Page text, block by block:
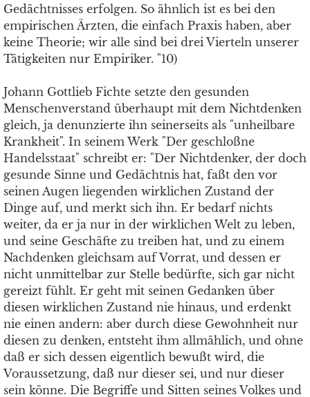
Gedächtnisses erfolgen. So ähnlich ist es bei den
empirischen Ärzten, die einfach Praxis haben, aber
keine Theorie; wir alle sind bei drei Vierteln unserer
Tätigkeiten nur Empiriker. "10)
Johann Gottlieb Fichte setzte den gesunden
Menschenverstand überhaupt mit dem Nichtdenken
gleich, ja denunzierte ihn seinerseits als "unheilbare
Krankheit". In seinem Werk "Der geschloßne
Handelsstaat" schreibt er: "Der Nichtdenker, der doch
gesunde Sinne und Gedächtnis hat, faßt den vor
seinen Augen liegenden wirklichen Zustand der
Dinge auf, und merkt sich ihn. Er bedarf nichts
weiter, da er ja nur in der wirklichen Welt zu leben,
und seine Geschäfte zu treiben hat, und zu einem
Nachdenken gleichsam auf Vorrat, und dessen er
nicht unmittelbar zur Stelle bedürfte, sich gar nicht
gereizt fühlt. Er geht mit seinen Gedanken über
diesen wirklichen Zustand nie hinaus, und erdenkt
nie einen andern: aber durch diese Gewohnheit nur
diesen zu denken, entsteht ihm allmählich, und ohne
daß er sich dessen eigentlich bewußt wird, die
Voraussetzung, daß nur dieser sei, und nur dieser
sein könne. Die Begriffe und Sitten seines Volkes und